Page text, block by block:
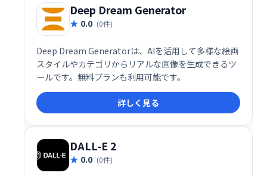
Deep Dream Generator
0.0 (0件)
Deep Dream Generatorは、AIを活用して多様な絵画
スタイルやカテゴリからリアルな画像を生成できるツ
ールです。無料プランも利用可能です。
詳しく見る
DALL-E 2
0.0 (0件)